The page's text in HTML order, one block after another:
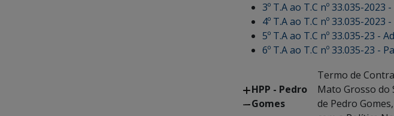
3º T.A ao T.C nº 33.035-2023
4º T.A ao T.C nº 33.035-
5º T.A ao T.C nº 33.035-23 -
6º T.A ao T.C nº 33.035-23 -
HPP - Pedro
Gomes
Termo de
Mato Grosso do
de Pedro